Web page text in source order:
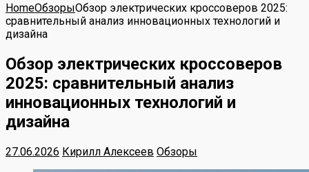
HomeОбзорыОбзор электрических кроссоверов 2025:
сравнительный анализ инновационных технологий и
дизайна
Обзор электрических кроссоверов
2025: сравнительный анализ
инновационных технологий и
дизайна
27.06.2026 Кирилл Алексеев Обзоры